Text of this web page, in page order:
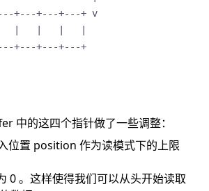
+---+---+---+ v
|   |   |   |   |
+---+---+---+
^
limit
中的这四个指针做了一些调整：
位置 position 作为读模式下的上限
0 。这样使得我们可以从头开始读取